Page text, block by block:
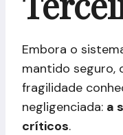
Embora o
mantido seguro,
fragilidade
negligenciada: a
críticos.